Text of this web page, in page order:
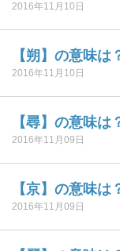
2016年11月10日
【朔】の意味は
2016年11月10日
【尋】の意味は
2016年11月09日
【京】の意味は
2016年11月09日